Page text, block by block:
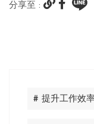
分享至 :
# 提升工作效